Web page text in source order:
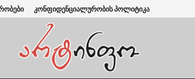
კონფიდენციალურობის პოლიტიკა